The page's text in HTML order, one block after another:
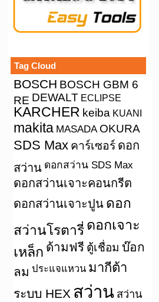
Tag Cloud
BOSCH BOSCH GBM 6
RE DEWALT ECLIPSE
KARCHER keiba KUANI
makita MASADA OKURA
SDS Max คาร์เซอร์ ดอก
สว่าน ดอกสว่าน SDS Max
ดอกสว่านเจาะคอนกรีต
ดอกสว่านเจาะปูน ดอก
สว่านโรตารี่ ดอกเจาะ
เหล็ก ด้ามฟรี ตู้เชื่อม บ๊อก
ลม ประแจแหวน มากีต้า
ระบบ HEX สว่าน สว่าน